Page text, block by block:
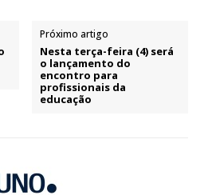
Próximo artigo
Nesta terça-feira (4) será
o lançamento do
encontro para
profissionais da
educação